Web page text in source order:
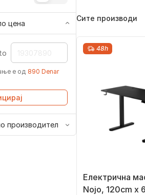
цена
to
е од 890 Denar
производител
Сите производи
48h
Електрична
Nojo, 120cm x